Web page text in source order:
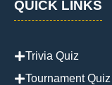
QUICK LINKS
Trivia Quiz
Tournament Quiz